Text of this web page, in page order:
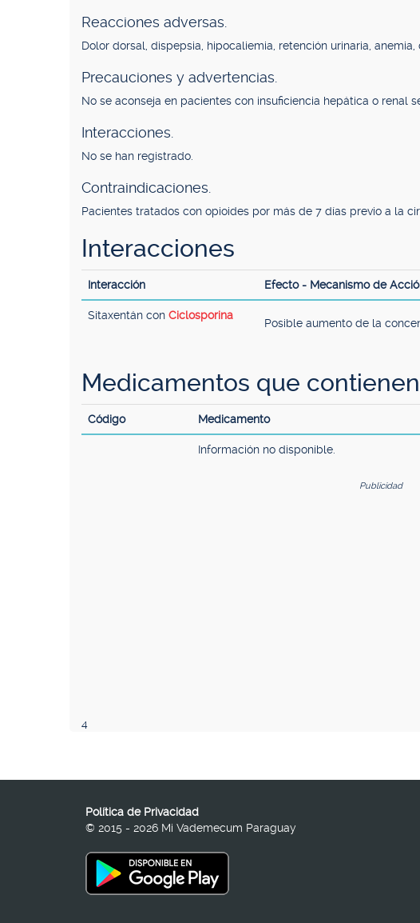
Reacciones adversas.
Dolor dorsal, dispepsia, hipocaliemia, retención urinaria, anemia,
Precauciones y advertencias.
No se aconseja en pacientes con insuficiencia hepática o renal
Interacciones.
No se han registrado.
Contraindicaciones.
Pacientes tratados con opioides por más de 7 días previo a la
Interacciones
Interacción Efecto - Mecanismo de
Sitaxentán con Ciclosporina
Posible aumento de la
Medicamentos que
Código Medicamento
Información no disponible.
Publicidad
4
Política de Privacidad
© 2015 - 2026 Mi Vademecum Paraguay